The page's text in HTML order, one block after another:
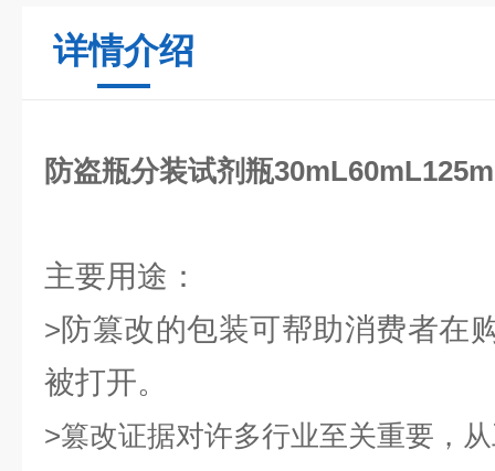
详情介绍
防盗瓶分装试剂瓶
主要用途：
>防篡改的包装可帮助消费者在
被打开。
>篡改证据对许多行业至关重要，